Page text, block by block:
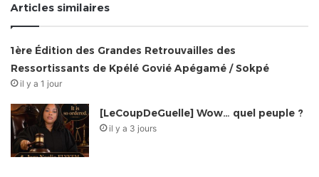
Articles similaires
1ère Édition des Grandes Retrouvailles des
Ressortissants de Kpélé Govié Apégamé / Sokpé
il y a 1 jour
[LeCoupDeGuelle] Wow… quel peuple ?
il y a 3 jours